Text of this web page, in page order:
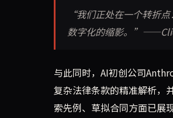
“我们正处在一个转折
数字化的缩影。
与此同时，AI初创公司
复杂法律条款的精准解析，
索先例、草拟合同方面已展